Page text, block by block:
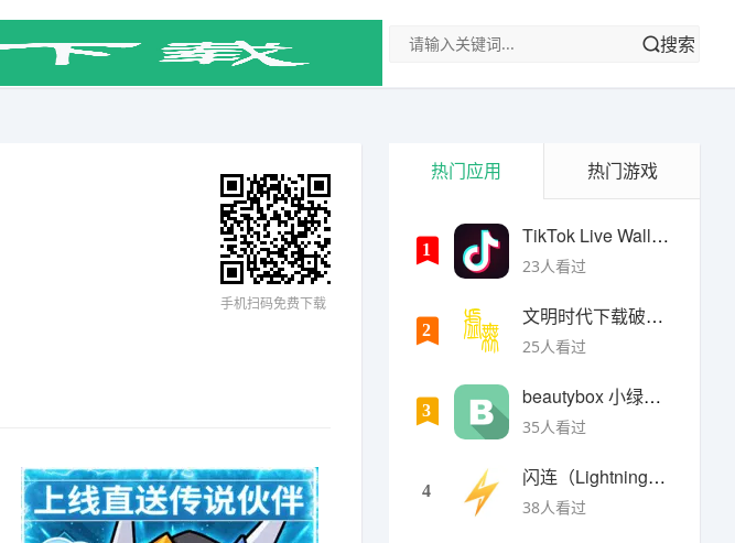
搜索
手机扫码免费下载
热门应用 热门游戏
1
TikTok Live Wallpaper
23人看过
2
文明时代下载破解版无限金币最新版
25人看过
3
beautybox 小绿盒正版最新免费下载
35人看过
4
闪连（LightningX）加速器app
38人看过